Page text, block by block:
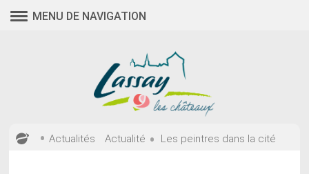
MENU DE NAVIGATION
• Actualités Actualité • Les peintres dans la cité